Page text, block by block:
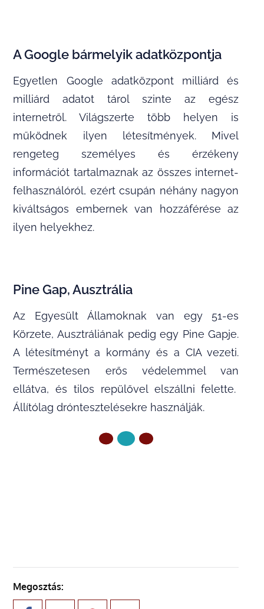
A Google bármelyik adatközpontja
Egyetlen Google adatközpont milliárd és
milliárd adatot tárol szinte az egész
internetről. Világszerte több helyen is
működnek ilyen létesítmények. Mivel
rengeteg személyes és érzékeny
információt tartalmaznak az összes internet-
felhasználóról, ezért csupán néhány nagyon
kiváltságos embernek van hozzáférése az
ilyen helyekhez.
Pine Gap, Ausztrália
Az Egyesült Államoknak van egy 51-es
Körzete, Ausztráliának pedig egy Pine Gapje.
A létesítményt a kormány és a CIA vezeti.
Természetesen erős védelemmel van
ellátva, és tilos repülővel elszállni felette.
Állítólag dróntesztelésekre használják.
Megosztás: